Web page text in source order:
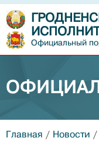
Официальный
Главная / Новости /